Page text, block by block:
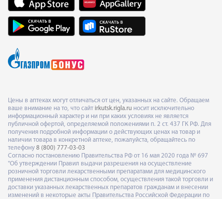
Цены в аптеках могут отличаться от цен, указанных на сайте. Обращаем
ваше внимание на то, что сайт irkutsk.rigla.ru носит исключительно
информационный характер и ни при каких условиях не является
публичной офертой, определяемой положениями п. 2 ст. 437 ГК РФ. Для
получения подробной информации о действующих ценах на товар и
наличии товара в конкретной аптеке, пожалуйста, обращайтесь по
телефону 8 (800) 777-03-03
Согласно постановлению Правительства РФ от 16 мая 2020 года № 697
"Об утверждении Правил выдачи разрешения на осуществление
розничной торговли лекарственными препаратами для медицинского
применения дистанционным способом, осуществления такой торговли и
доставки указанных лекарственных препаратов гражданам и внесении
изменений в некоторые акты Правительства Российской Федерации по